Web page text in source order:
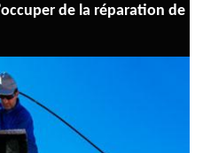
de la réparation de